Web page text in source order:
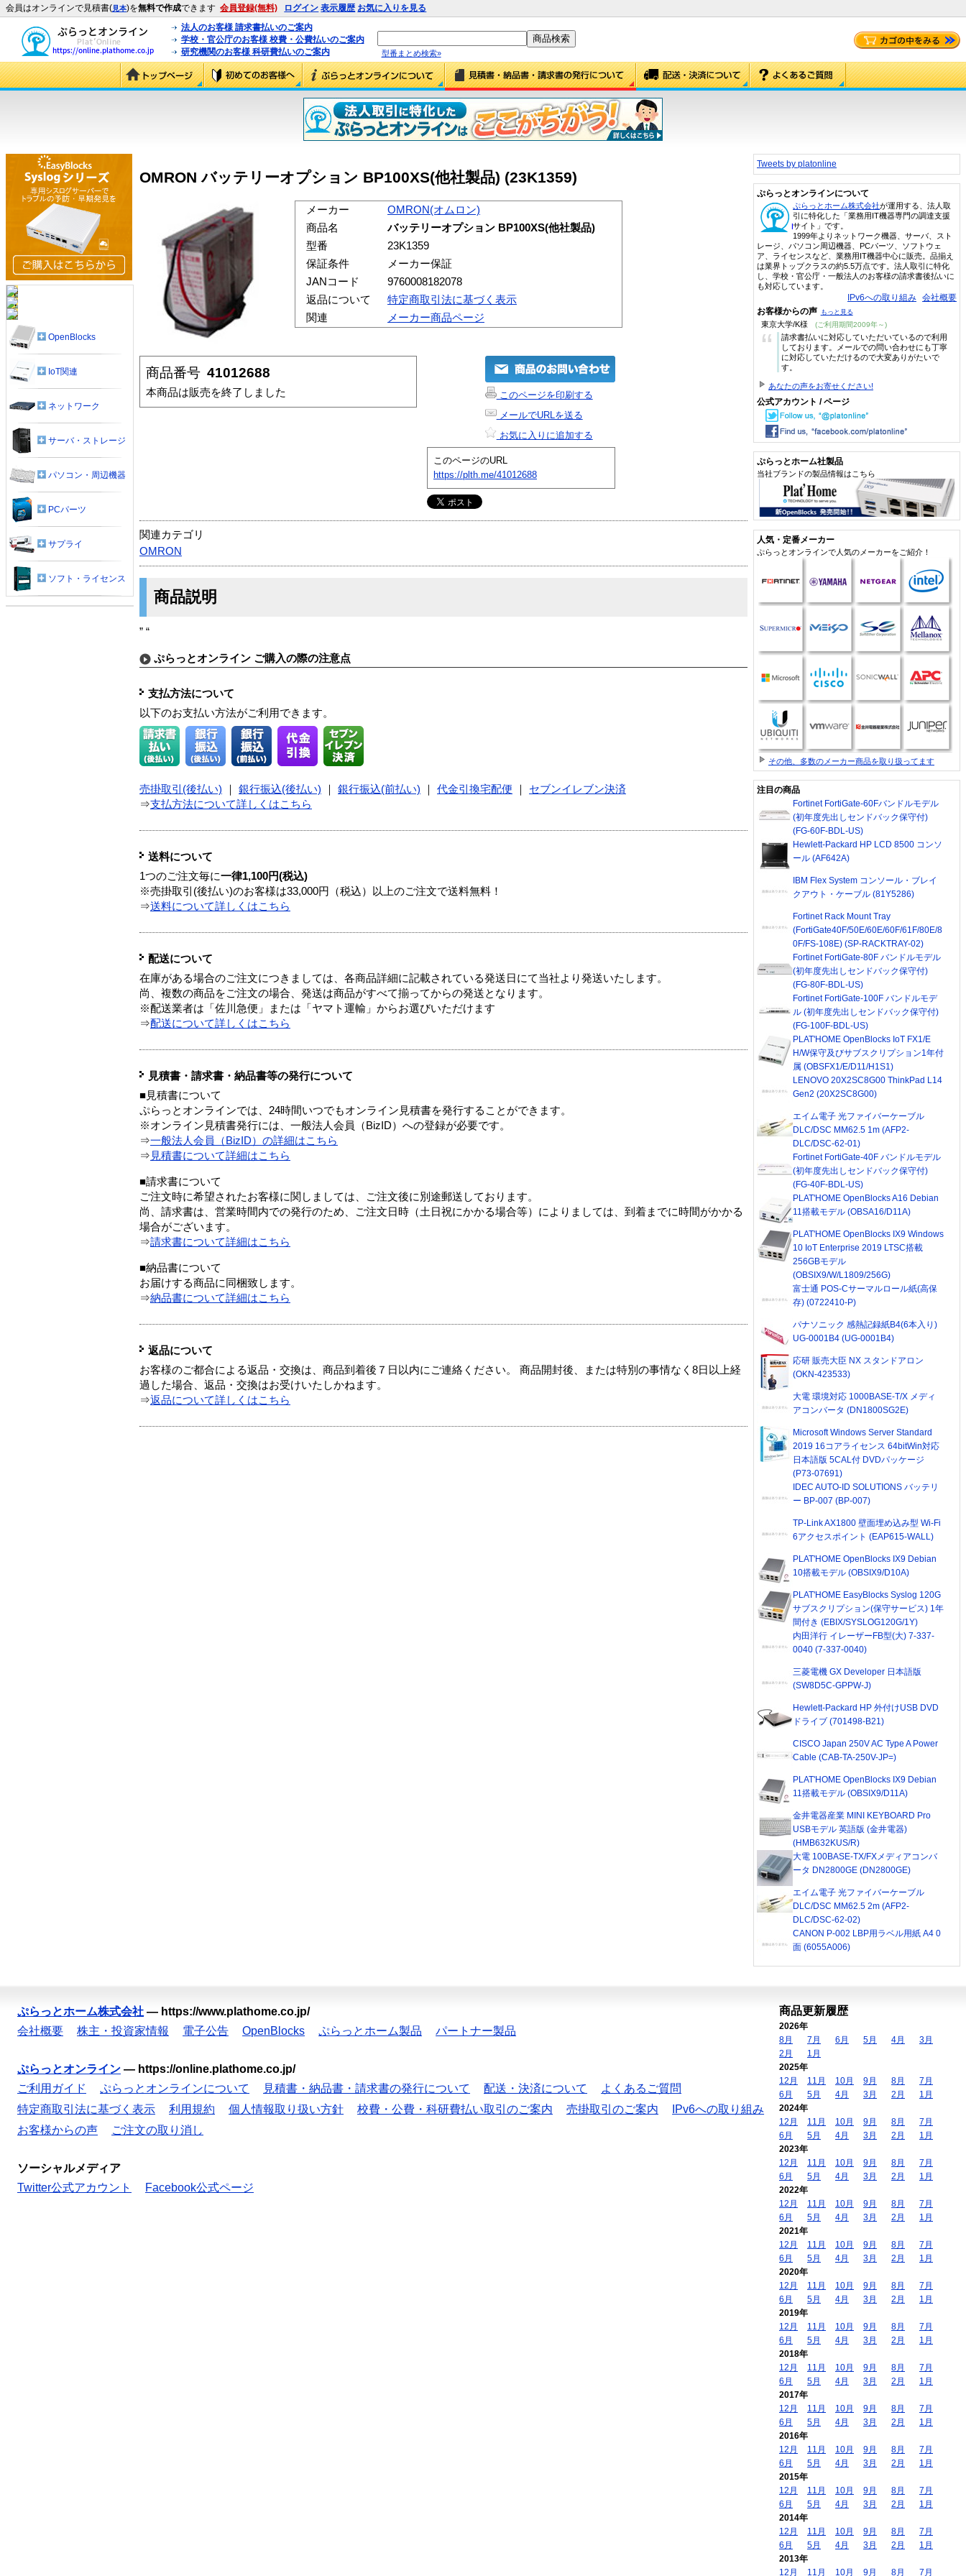
会員はオンラインで見積書(見本)を無料で作成できます 会員登録(無料) ログイン 表示履歴 お気に入りを見る
法人のお客様 請求書払いのご案内
学校・官公庁のお客様 校費・公費払いのご案内
研究機関のお客様 科研費払いのご案内
型番まとめ検索»
OMRON バッテリーオプション BP100XS(他社製品) (23K1359)
メーカー
OMRON(オムロン)
商品名
バッテリーオプション BP100XS(他社製品)
型番
23K1359
保証条件
メーカー保証
JANコード
9760008182078
返品について
特定商取引法に基づく表示
関連
メーカー商品ページ
商品番号 41012688
本商品は販売を終了しました
このページを印刷する
メールでURLを送る
お気に入りに追加する
このページのURL
https://plth.me/41012688
関連カテゴリ
OMRON
商品説明
” “
ぷらっとオンライン ご購入の際の注意点
支払方法について
以下のお支払い方法がご利用できます。
売掛取引(後払い) 銀行振込(後払い) 銀行振込(前払い) 代金引換宅配便
セブンイレブン決済
⇒支払方法について詳しくはこちら
送料について
1つのご注文毎に一律1,100円(税込)
※売掛取引(後払い)のお客様は33,000円（税込）以上のご注文で送料無料！
⇒送料について詳しくはこちら
配送について
在庫がある場合のご注文につきましては、各商品詳細に記載されている発送日にて当社より発送いたします。
尚、複数の商品をご注文の場合、発送は商品がすべて揃ってからの発送となります。
※配送業者は「佐川急便」または「ヤマト運輸」からお選びいただけます
⇒配送について詳しくはこちら
見積書・請求書・納品書等の発行について
■見積書について
ぷらっとオンラインでは、24時間いつでもオンライン見積書を発行することができます。
※オンライン見積書発行には、一般法人会員（BizID）への登録が必要です。
⇒一般法人会員（BizID）の詳細はこちら
⇒ 見積書について詳細はこちら
■請求書について
ご注文時に希望されたお客様に関しましては、ご注文後に別途郵送しております。
尚、請求書は、営業時間内での発行のため、ご注文日時（土日祝にかかる場合等）によりましては、到着までに時間がかかる
場合がございます。
⇒請求書について詳細はこちら
■納品書について
お届けする商品に同梱致します。
⇒納品書について詳細はこちら
返品について
お客様のご都合による返品・交換は、商品到着後７日以内にご連絡ください。 商品開封後、または特別の事情なく8日以上経
過した場合、返品・交換はお受けいたしかねます。
⇒返品について詳しくはこちら
OpenBlocks
IoT関連
ネットワーク
サーバ・ストレージ
パソコン・周辺機器
PCパーツ
サプライ
ソフト・ライセンス
Tweets by platonline
ぷらっとオンラインについて
ぷらっとホーム株式会社が運用する、法人取
引に特化した「業務用IT機器専門の調達支援
サイト」です。
1999年よりネットワーク機器、サーバ、スト
レージ、パソコン周辺機器、PCパーツ、ソフトウェ
ア、ライセンスなど、業務用IT機器中心に販売。品揃え
は業界トップクラスの約5.5万点です。法人取引に特化
し、学校・官公庁・一般法人のお客様の請求書後払いに
も対応しています。
IPv6への取り組み 会社概要
お客様からの声 もっと見る
東京大学/K様 (ご利用期間2009年～)
“
請求書払いに対応していただいているので利用
しております。メールでの問い合わせにも丁寧
に対応していただけるので大変ありがたいで
す。
あなたの声をお寄せください!
公式アカウント / ページ
ぷらっとホーム社製品
当社ブランドの製品情報はこちら
人気・定番メーカー
ぷらっとオンラインで人気のメーカーをご紹介！
その他、多数のメーカー商品を取り扱ってます
注目の商品
Fortinet FortiGate-60Fバンドルモデル
(初年度先出しセンドバック保守付)
(FG-60F-BDL-US)
Hewlett-Packard HP LCD 8500 コンソ
ール (AF642A)
IBM Flex System コンソール・ブレイ
クアウト・ケーブル (81Y5286)
Fortinet Rack Mount Tray
(FortiGate40F/50E/60E/60F/61F/80E/8
0F/FS-108E) (SP-RACKTRAY-02)
Fortinet FortiGate-80F バンドルモデル
(初年度先出しセンドバック保守付)
(FG-80F-BDL-US)
Fortinet FortiGate-100F バンドルモデ
ル (初年度先出しセンドバック保守付)
(FG-100F-BDL-US)
PLAT'HOME OpenBlocks IoT FX1/E
H/W保守及びサブスクリプション1年付
属 (OBSFX1/E/D11/H1S1)
LENOVO 20X2SC8G00 ThinkPad L14
Gen2 (20X2SC8G00)
エイム電子 光ファイバーケーブル
DLC/DSC MM62.5 1m (AFP2-
DLC/DSC-62-01)
Fortinet FortiGate-40F バンドルモデル
(初年度先出しセンドバック保守付)
(FG-40F-BDL-US)
PLAT'HOME OpenBlocks A16 Debian
11搭載モデル (OBSA16/D11A)
PLAT'HOME OpenBlocks IX9 Windows
10 IoT Enterprise 2019 LTSC搭載
256GBモデル
(OBSIX9/W/L1809/256G)
富士通 POS-Cサーマルロール紙(高保
存) (0722410-P)
パナソニック 感熱記録紙B4(6本入り)
UG-0001B4 (UG-0001B4)
応研 販売大臣 NX スタンドアロン
(OKN-423533)
大電 環境対応 1000BASE-T/X メディ
アコンバータ (DN1800SG2E)
Microsoft Windows Server Standard
2019 16コアライセンス 64bitWin対応
日本語版 5CAL付 DVDパッケージ
(P73-07691)
IDEC AUTO-ID SOLUTIONS バッテリ
ー BP-007 (BP-007)
TP-Link AX1800 壁面埋め込み型 Wi-Fi
6アクセスポイント (EAP615-WALL)
PLAT'HOME OpenBlocks IX9 Debian
10搭載モデル (OBSIX9/D10A)
PLAT'HOME EasyBlocks Syslog 120G
サブスクリプション(保守サービス) 1年
間付き (EBIX/SYSLOG120G/1Y)
内田洋行 イレーザーFB型(大) 7-337-
0040 (7-337-0040)
三菱電機 GX Developer 日本語版
(SW8D5C-GPPW-J)
Hewlett-Packard HP 外付けUSB DVD
ドライブ (701498-B21)
CISCO Japan 250V AC Type A Power
Cable (CAB-TA-250V-JP=)
PLAT'HOME OpenBlocks IX9 Debian
11搭載モデル (OBSIX9/D11A)
金井電器産業 MINI KEYBOARD Pro
USBモデル 英語版 (金井電器)
(HMB632KUS/R)
大電 100BASE-TX/FXメディアコンバ
ータ DN2800GE (DN2800GE)
エイム電子 光ファイバーケーブル
DLC/DSC MM62.5 2m (AFP2-
DLC/DSC-62-02)
CANON P-002 LBP用ラベル用紙 A4 0
面 (6055A006)
ぷらっとホーム株式会社 — https://www.plathome.co.jp/
会社概要
株主・投資家情報 電子公告 OpenBlocks ぷらっとホーム製品 パートナー製品
ぷらっとオンライン — https://online.plathome.co.jp/
ご利用ガイド
ぷらっとオンラインについて 見積書・納品書・請求書の発行について 配送・決済について
よくあるご質問
特定商取引法に基づく表示
利用規約 個人情報取り扱い方針 校費・公費・科研費払い取引のご案内 売掛取引のご案内
IPv6への取り組み
お客様からの声
ご注文の取り消し
ソーシャルメディア
Twitter公式アカウント
Facebook公式ページ
商品更新履歴
2026年
8月
7月 6月 5月 4月
3月
2月
1月
2025年
12月
11月 10月 9月 8月
7月
6月
5月 4月 3月 2月
1月
2024年
12月
11月 10月 9月 8月
7月
6月
5月 4月 3月 2月
1月
2023年
12月
11月 10月 9月 8月
7月
6月
5月 4月 3月 2月
1月
2022年
12月
11月 10月 9月 8月
7月
6月
5月 4月 3月 2月
1月
2021年
12月
11月 10月 9月 8月
7月
6月
5月 4月 3月 2月
1月
2020年
12月
11月 10月 9月 8月
7月
6月
5月 4月 3月 2月
1月
2019年
12月
11月 10月 9月 8月
7月
6月
5月 4月 3月 2月
1月
2018年
12月
11月 10月 9月 8月
7月
6月
5月 4月 3月 2月
1月
2017年
12月
11月 10月 9月 8月
7月
6月
5月 4月 3月 2月
1月
2016年
12月
11月 10月 9月 8月
7月
6月
5月 4月 3月 2月
1月
2015年
12月
11月 10月 9月 8月
7月
6月
5月 4月 3月 2月
1月
2014年
12月
11月 10月 9月 8月
7月
6月
5月 4月 3月 2月
1月
2013年
12月
11月 10月 9月 8月 7月